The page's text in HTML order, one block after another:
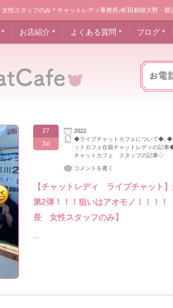
女性スタッフのみ＊チャットレディ事務所♪町田相模大野・
お店紹介＊ よくある質問＊ ブログ＊
27
Jul
2022
◆ライブチャットカフェについて◆ ◆
ットカフェ在籍チャットレディの記事
チャットカフェ スタッフの記事◇
コメントを書く
【チャットレディ ライブチャット】
第2弾！！！狙いはアオモノ！！！！
長 女性スタッフのみ】
…